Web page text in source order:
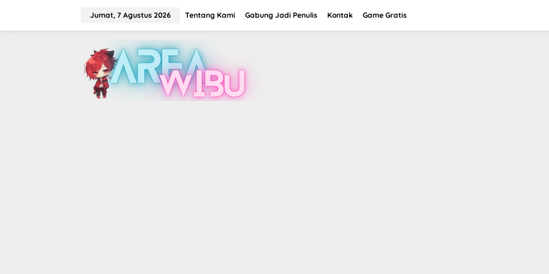
Jumat, 7 Agustus 2026 Tentang Kami Gabung Jadi Penulis Kontak Game Gratis